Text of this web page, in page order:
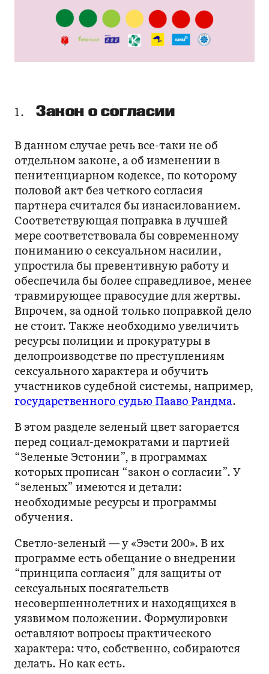
Закон о согласии
В данном случае речь все-таки не об
отдельном законе, а об изменении в
пенитенциарном кодексе, по которому
половой акт без четкого согласия
партнера считался бы изнасилованием.
Соответствующая поправка в лучшей
мере соответствовала бы современному
пониманию о сексуальном насилии,
упростила бы превентивную работу и
обеспечила бы более справедливое, менее
травмирующее правосудие для жертвы.
Впрочем, за одной только поправкой дело
не стоит. Также необходимо увеличить
ресурсы полиции и прокуратуры в
делопроизводстве по преступлениям
сексуального характера и обучить
участников судебной системы, например,
государственного судью Пааво Рандма.
В этом разделе зеленый цвет загорается
перед социал-демократами и партией
“Зеленые Эстонии”, в программах
которых прописан “закон о согласии”. У
“зеленых” имеются и детали:
необходимые ресурсы и программы
обучения.
Светло-зеленый — у «Ээсти 200». В их
программе есть обещание о внедрении
“принципа согласия” для защиты от
сексуальных посягательств
несовершеннолетних и находящихся в
уязвимом положении. Формулировки
оставляют вопросы практического
характера: что, собственно, собираются
делать. Но как есть.